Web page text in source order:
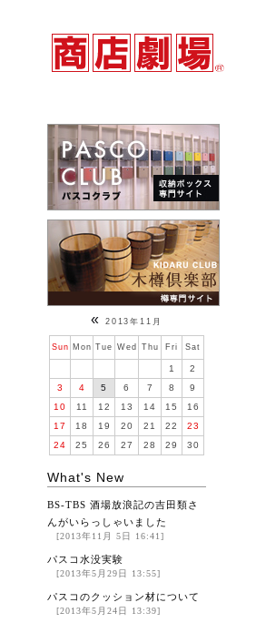
« 2013年11月
Sun Mon Tue Wed Thu Fri Sat
1
2
3
4 5 6 7 8
9
10
11 12 13 14 15
16
17
18 19 20 21 22
23
24
25 26 27 28 29 30
What's New
BS-TBS 酒場放浪記の吉田類さ
んがいらっしゃいました
[2013年11月 5日 16:41]
パスコ水没実験
[2013年5月29日 13:55]
パスコのクッション材について
[2013年5月24日 13:39]